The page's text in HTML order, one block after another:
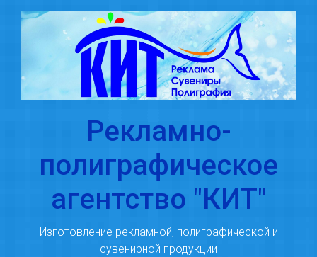
Skip to main content
Рекламно-
полиграфическое
агентство "КИТ"
Изготовление рекламной, полиграфической и
сувенирной продукции